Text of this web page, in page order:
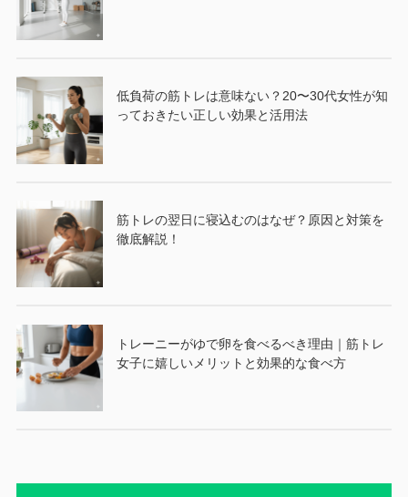
低負荷の筋トレは意味ない？20〜30代女性が知
っておきたい正しい効果と活用法
筋トレの翌日に寝込むのはなぜ？原因と対策を
徹底解説！
トレーニーがゆで卵を食べるべき理由｜筋トレ
女子に嬉しいメリットと効果的な食べ方